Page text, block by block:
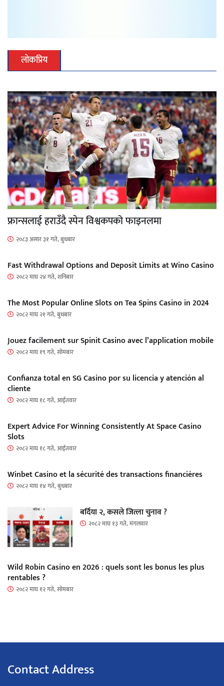
लोकप्रिय
फ्रान्सलाई हराउँदै स्पेन विश्वकपको फाइनलमा
२०८३ असार ३१ गते, बुधबार
Fast Withdrawal Options and Deposit Limits at Wino Casino
२०८२ माघ २४ गते, शनिबार
The Most Popular Online Slots on Tea Spins Casino in 2024
२०८२ माघ २१ गते, बुधबार
Jouez facilement sur Spinit Casino avec l’application mobile
२०८२ माघ १९ गते, सोमबार
Confianza total en SG Casino por su licencia y atención al
cliente
२०८२ माघ १८ गते, आईतवार
Expert Advice For Winning Consistently At Space Casino
Slots
२०८२ माघ १८ गते, आईतवार
Winbet Casino et la sécurité des transactions financières
२०८२ माघ १४ गते, बुधबार
बर्दिया २, कसले जित्ला चुनाव ?
२०८२ माघ १३ गते, मंगलवार
Wild Robin Casino en 2026 : quels sont les bonus les plus
rentables ?
२०८२ माघ १२ गते, सोमबार
Contact Address